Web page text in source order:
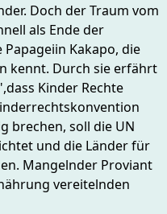
Doch der Traum vom
als Ende der
Kakapo, die
kennt. Durch sie erfährt
Kinder Rechte
brechen, soll die UN
und die Länder für
Mangelnder Proviant
vereitelnden